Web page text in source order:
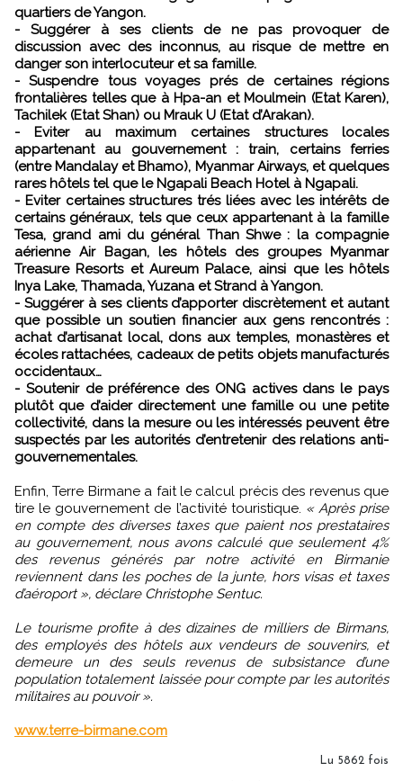
quartiers de Yangon.
- Suggérer à ses clients de ne pas provoquer de
discussion avec des inconnus, au risque de mettre en
danger son interlocuteur et sa famille.
- Suspendre tous voyages prés de certaines régions
frontalières telles que à Hpa-an et Moulmein (Etat Karen),
Tachilek (Etat Shan) ou Mrauk U (Etat d’Arakan).
- Eviter au maximum certaines structures locales
appartenant au gouvernement : train, certains ferries
(entre Mandalay et Bhamo), Myanmar Airways, et quelques
rares hôtels tel que le Ngapali Beach Hotel à Ngapali.
- Eviter certaines structures trés liées avec les intérêts de
certains généraux, tels que ceux appartenant à la famille
Tesa, grand ami du général Than Shwe : la compagnie
aérienne Air Bagan, les hôtels des groupes Myanmar
Treasure Resorts et Aureum Palace, ainsi que les hôtels
Inya Lake, Thamada, Yuzana et Strand à Yangon.
- Suggérer à ses clients d’apporter discrètement et autant
que possible un soutien financier aux gens rencontrés :
achat d’artisanat local, dons aux temples, monastères et
écoles rattachées, cadeaux de petits objets manufacturés
occidentaux…
- Soutenir de préférence des ONG actives dans le pays
plutôt que d’aider directement une famille ou une petite
collectivité, dans la mesure ou les intéressés peuvent être
suspectés par les autorités d’entretenir des relations anti-
gouvernementales.
Enfin, Terre Birmane a fait le calcul précis des revenus que
tire le gouvernement de l’activité touristique. « Après prise
en compte des diverses taxes que paient nos prestataires
au gouvernement, nous avons calculé que seulement 4%
des revenus générés par notre activité en Birmanie
reviennent dans les poches de la junte, hors visas et taxes
d’aéroport », déclare Christophe Sentuc.
Le tourisme profite à des dizaines de milliers de Birmans,
des employés des hôtels aux vendeurs de souvenirs, et
demeure un des seuls revenus de subsistance d’une
population totalement laissée pour compte par les autorités
militaires au pouvoir ».
www.terre-birmane.com
Lu 5862 fois